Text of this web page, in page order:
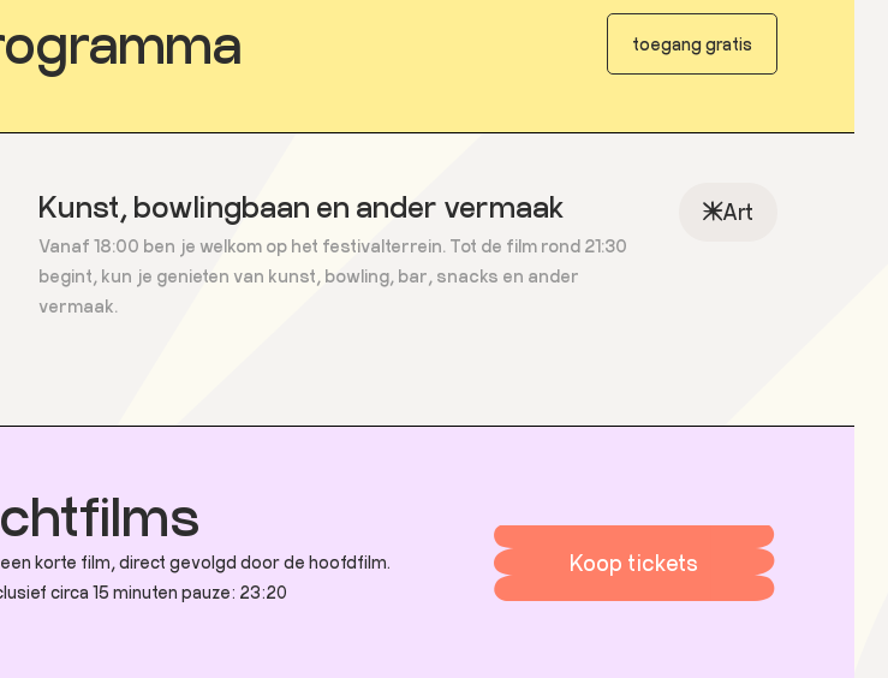
toegang gratis
Art
Kunst, bowlingbaan en ander vermaak
Vanaf 18:00 ben je welkom op het festivalterrein. Tot de film rond 21:30
begint, kun je genieten van kunst, bowling, bar, snacks en ander
vermaak.
korte film, direct gevolgd door de hoofdfilm.
circa 15 minuten pauze: 23:20
Koop tickets